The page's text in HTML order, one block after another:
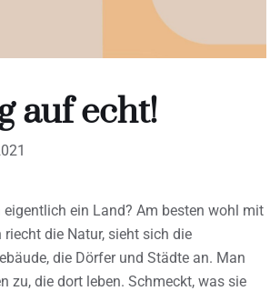
auf echt!
eigentlich ein Land? Am besten wohl mit
die Natur, sieht sich die
die Dörfer und Städte an. Man
zu, die dort leben. Schmeckt, was sie